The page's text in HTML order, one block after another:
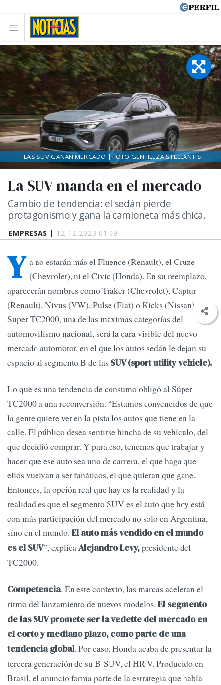
EMPRESAS | 12-12-2023 01:09
La SUV manda en el mercado
Cambio de tendencia: el sedán pierde
protagonismo y gana la camioneta más chica.
LAS SUV GANAN MERCADO | FOTO:GENTILEZA STELLANTIS
Y a no estarán más el Fluence (Renault), el Cruze
(Chevrolet), ni el Civic (Honda). En su reemplazo,
aparecerán nombres como Traker (Chevrolet), Captur
(Renault), Nivus (VW), Pulse (Fiat) o Kicks (Nissan). El
Super TC2000, una de las máximas categorías del
automovilismo nacional, será la cara visible del nuevo
mercado automotor, en el que los autos sedán le dejan su
espacio al segmento B de las SUV (sport utility vehicle).
Lo que es una tendencia de consumo obligó al Súper
TC2000 a una reconversión. “Estamos convencidos de que
la gente quiere ver en la pista los autos que tiene en la
calle. El público desea sentirse hincha de su vehículo, del
que decidió comprar. Y para eso, tenemos que trabajar y
hacer que ese auto sea uno de carrera, el que haga que
ellos vuelvan a ser fanáticos, el que quieran que gane.
Entonces, la opción real que hay es la realidad y la
realidad es que el segmento SUV es el auto que hoy está
con más participación del mercado no solo en Argentina,
sino en el mundo. El auto más vendido en el mundo
es el SUV”, explicaAlejandro Levy,presidente del
TC2000.
Competencia. En este contexto, las marcas aceleran el
ritmo del lanzamiento de nuevos modelos. El segmento
de las SUV promete ser la vedette del mercado en
el corto y mediano plazo, como parte de una
tendencia global. Por caso, Honda acaba de presentar la
tercera generación de su B-SUV, el HR-V. Producido en
Brasil, el anuncio forma parte de la estrategia que había